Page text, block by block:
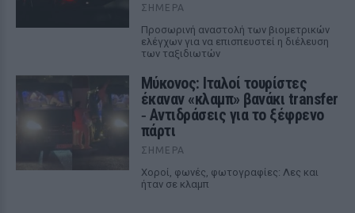
ΣΉΜΕΡΑ
Προσωρινή αναστολή των βιομετρικών
ελέγχων για να επισπευστεί η διέλευση
των ταξιδιωτών
Μύκονος: Ιταλοί τουρίστες
έκαναν «κλαμπ» βανάκι transfer
‑ Αντιδράσεις για το ξέφρενο
πάρτι
ΣΉΜΕΡΑ
Χοροί, φωνές, φωτογραφίες: Λες και
ήταν σε κλαμπ